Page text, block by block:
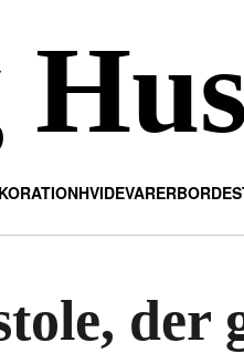
HVIDEVARERBORDE
der